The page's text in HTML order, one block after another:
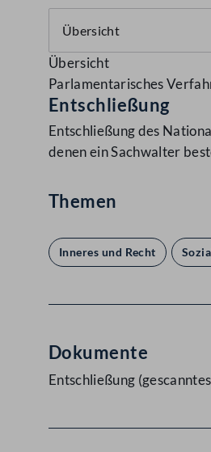
Übersicht
Parlamentarisches
Entschließung
Entschließung des
denen ein Sachwalter
Themen
Inneres und Recht
Dokumente
Entschließung